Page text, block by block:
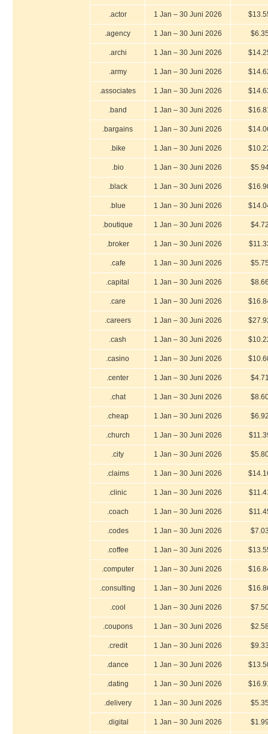
.actor 1 Jan – 30 Juni 2026
.agency 1 Jan – 30 Juni 2026
.archi 1 Jan – 30 Juni 2026
.army 1 Jan – 30 Juni 2026
.associates 1 Jan – 30 Juni 2026
.band 1 Jan – 30 Juni 2026
.bargains 1 Jan – 30 Juni 2026
.bike 1 Jan – 30 Juni 2026
.bio 1 Jan – 30 Juni 2026
.black 1 Jan – 30 Juni 2026
.blue 1 Jan – 30 Juni 2026
.boutique 1 Jan – 30 Juni 2026
.broker 1 Jan – 30 Juni 2026
.cafe 1 Jan – 30 Juni 2026
.capital 1 Jan – 30 Juni 2026
.care 1 Jan – 30 Juni 2026
.careers 1 Jan – 30 Juni 2026
.cash 1 Jan – 30 Juni 2026
.casino 1 Jan – 30 Juni 2026
.center 1 Jan – 30 Juni 2026
.chat 1 Jan – 30 Juni 2026
.cheap 1 Jan – 30 Juni 2026
.church 1 Jan – 30 Juni 2026
.city 1 Jan – 30 Juni 2026
.claims 1 Jan – 30 Juni 2026
.clinic 1 Jan – 30 Juni 2026
.coach 1 Jan – 30 Juni 2026
.codes 1 Jan – 30 Juni 2026
.coffee 1 Jan – 30 Juni 2026
.computer 1 Jan – 30 Juni 2026
.consulting 1 Jan – 30 Juni 2026
.cool 1 Jan – 30 Juni 2026
.coupons 1 Jan – 30 Juni 2026
.credit 1 Jan – 30 Juni 2026
.dance 1 Jan – 30 Juni 2026
.dating 1 Jan – 30 Juni 2026
.delivery 1 Jan – 30 Juni 2026
.digital 1 Jan – 30 Juni 2026